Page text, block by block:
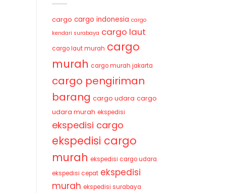
cargo cargo indonesia cargo
kendari surabaya cargo laut
cargo laut murah cargo
murah cargo murah jakarta
cargo pengiriman
barang cargo udara cargo
udara murah ekspedisi
ekspedisi cargo
ekspedisi cargo
murah ekspedisi cargo udara
ekspedisi cepat ekspedisi
murah ekspedisi surabaya